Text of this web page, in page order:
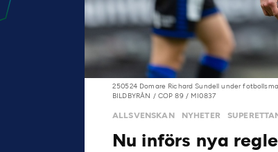
250524 Domare Richard Sundell under
BILDBYRÅN / COP 89 / MI0837
ALLSVENSKAN NYHETER
Nu införs nya